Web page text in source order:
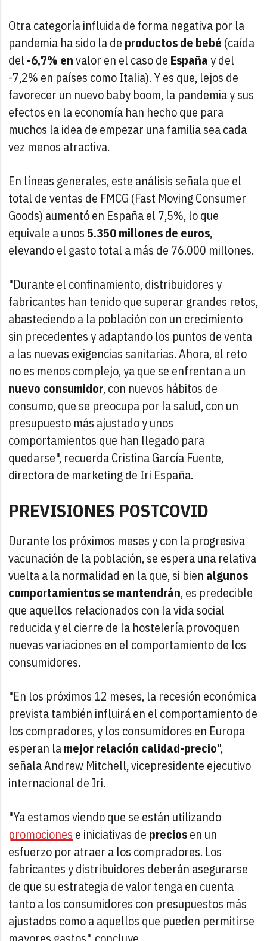
Otra categoría influida de forma negativa por la
pandemia ha sido la de productos de bebé (caída
del -6,7% envalor en el caso de Españay del
-7,2% en países como Italia). Y es que, lejos de
favorecer un nuevo baby boom, la pandemia y sus
efectos en la economía han hecho que para
muchos la idea de empezar una familia sea cada
vez menos atractiva.
En líneas generales, este análisis señala que el
total de ventas de FMCG (Fast Moving Consumer
Goods) aumentó en España el 7,5%, lo que
equivale a unos5.350 millones de euros,
elevando el gasto total a más de 76.000 millones.
"Durante el confinamiento, distribuidores y
fabricantes han tenido que superar grandes retos,
abasteciendo a la población con un crecimiento
sin precedentes y adaptando los puntos de venta
a las nuevas exigencias sanitarias. Ahora, el reto
no es menos complejo, ya que se enfrentan a un
nuevo consumidor, con nuevos hábitos de
consumo, que se preocupa por la salud, con un
presupuesto más ajustado y unos
comportamientos que han llegado para
quedarse", recuerda Cristina García Fuente,
directora de marketing de Iri España.
PREVISIONES POSTCOVID
Durante los próximos meses y con la progresiva
vacunación de la población, se espera una relativa
vuelta a la normalidad en la que, si bien algunos
comportamientos se mantendrán, es predecible
que aquellos relacionados con la vida social
reducida y el cierre de la hostelería provoquen
nuevas variaciones en el comportamiento de los
consumidores.
"En los próximos 12 meses, la recesión económica
prevista también influirá en el comportamiento de
los compradores, y los consumidores en Europa
esperan lamejor relación calidad-precio",
señala Andrew Mitchell, vicepresidente ejecutivo
internacional de Iri.
"Ya estamos viendo que se están utilizando
promociones e iniciativas de preciosen un
esfuerzo por atraer a los compradores. Los
fabricantes y distribuidores deberán asegurarse
de que su estrategia de valor tenga en cuenta
tanto a los consumidores con presupuestos más
ajustados como a aquellos que pueden permitirse